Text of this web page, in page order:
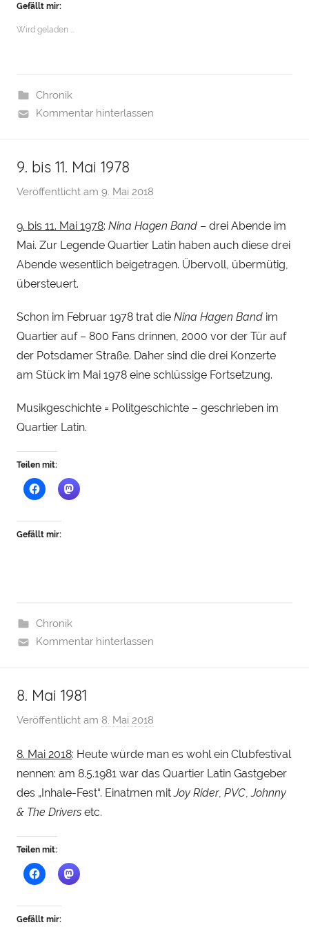
Gefällt mir:
Wird geladen …
Chronik
Kommentar hinterlassen
9. bis 11. Mai 1978
Veröffentlicht am 9. Mai 2018
n
H
e
y
S
t
e
n
9. bis 11. Mai 1978: Nina Hagen Band – drei Abende im
Mai. Zur Legende Quartier Latin haben auch diese drei
Abende wesentlich beigetragen. Übervoll, übermütig,
übersteuert.
Schon im Februar 1978 trat die Nina Hagen Band im
Quartier auf – 800 Fans drinnen, 2000 vor der Tür auf
der Potsdamer Straße. Daher sind die drei Konzerte
am Stück im Mai 1978 eine schlüssige Fortsetzung.
Musikgeschichte = Politgeschichte – geschrieben im
Quartier Latin.
Teilen mit:
Gefällt mir:
Chronik
Kommentar hinterlassen
8. Mai 1981
Veröffentlicht am 8. Mai 2018
n
H
e
8. Mai 2018: Heute würde man es wohl ein Clubfestival
nennen: am 8.5.1981 war das Quartier Latin Gastgeber
des „Inhale-Fest“. Einatmen mitJoy Rider, PVC,Johnny
& The Drivers etc.
Teilen mit:
Gefällt mir: